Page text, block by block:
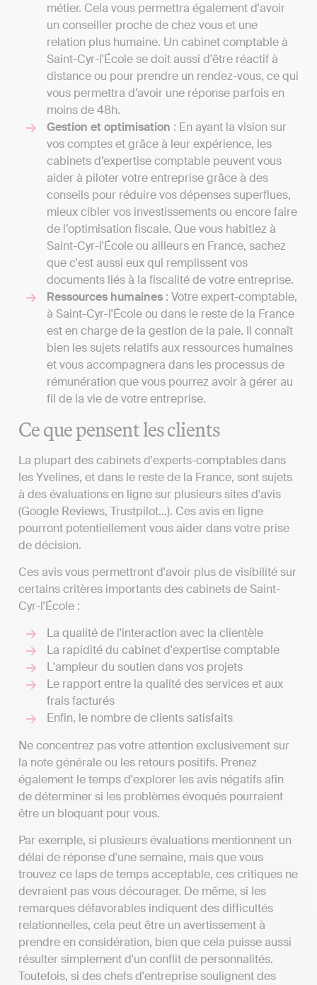
métier. Cela vous permettra également d'avoir
un conseiller proche de chez vous et une
relation plus humaine. Un cabinet comptable à
Saint-Cyr-l'École se doit aussi d'être réactif à
distance ou pour prendre un rendez-vous, ce qui
vous permettra d’avoir une réponse parfois en
moins de 48h.
Gestion et optimisation : En ayant la vision sur
vos comptes et grâce à leur expérience, les
cabinets d’expertise comptable peuvent vous
aider à piloter votre entreprise grâce à des
conseils pour réduire vos dépenses superflues,
mieux cibler vos investissements ou encore faire
de l’optimisation fiscale. Que vous habitiez à
Saint-Cyr-l'École ou ailleurs en France, sachez
que c'est aussi eux qui remplissent vos
documents liés à la fiscalité de votre entreprise.
Ressources humaines : Votre expert-comptable,
à Saint-Cyr-l'École ou dans le reste de la France
est en charge de la gestion de la paie. Il connaît
bien les sujets relatifs aux ressources humaines
et vous accompagnera dans les processus de
rémunération que vous pourrez avoir à gérer au
fil de la vie de votre entreprise.
Ce que pensent les clients
La plupart des cabinets d'experts-comptables dans
les Yvelines, et dans le reste de la France, sont sujets
à des évaluations en ligne sur plusieurs sites d'avis
(Google Reviews, Trustpilot...). Ces avis en ligne
pourront potentiellement vous aider dans votre prise
de décision.
Ces avis vous permettront d'avoir plus de visibilité sur
certains critères importants des cabinets de Saint-
Cyr-l'École :
La qualité de l'interaction avec la clientèle
La rapidité du cabinet d'expertise comptable
L'ampleur du soutien dans vos projets
Le rapport entre la qualité des services et aux
frais facturés
Enfin, le nombre de clients satisfaits
Ne concentrez pas votre attention exclusivement sur
la note générale ou les retours positifs. Prenez
également le temps d'explorer les avis négatifs afin
de déterminer si les problèmes évoqués pourraient
être un bloquant pour vous.
Par exemple, si plusieurs évaluations mentionnent un
délai de réponse d'une semaine, mais que vous
trouvez ce laps de temps acceptable, ces critiques ne
devraient pas vous décourager. De même, si les
remarques défavorables indiquent des difficultés
relationnelles, cela peut être un avertissement à
prendre en considération, bien que cela puisse aussi
résulter simplement d'un conflit de personnalités.
Toutefois, si des chefs d'entreprise soulignent des